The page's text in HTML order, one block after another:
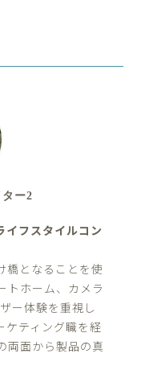
ー2
イフスタイルコン
橋となることを使
トホーム、カメラ
ー体験を重視し
ケティング職を経
両面から製品の真